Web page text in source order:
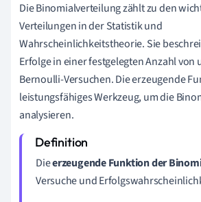
Die Binomialverteilung zählt zu den
Verteilungen in der Statistik und
Wahrscheinlichkeitstheorie. Sie
Erfolge in einer festgelegten Anzahl von
Bernoulli-Versuchen. Die erzeugende
leistungsfähiges Werkzeug, um die
analysieren.
Dieerzeugende Funktion der
Versuche und